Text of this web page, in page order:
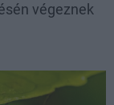
végeznek